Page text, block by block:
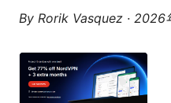
By Rorik Vasquez · 2026